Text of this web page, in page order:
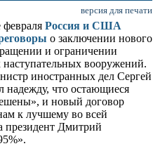
версия для печати
Россия и США
о заключении нового
и ограничении
наступательных вооружений.
иностранных дел Сергей
надежду, что остающиеся
и новый договор
к лучшему во всей
президент Дмитрий